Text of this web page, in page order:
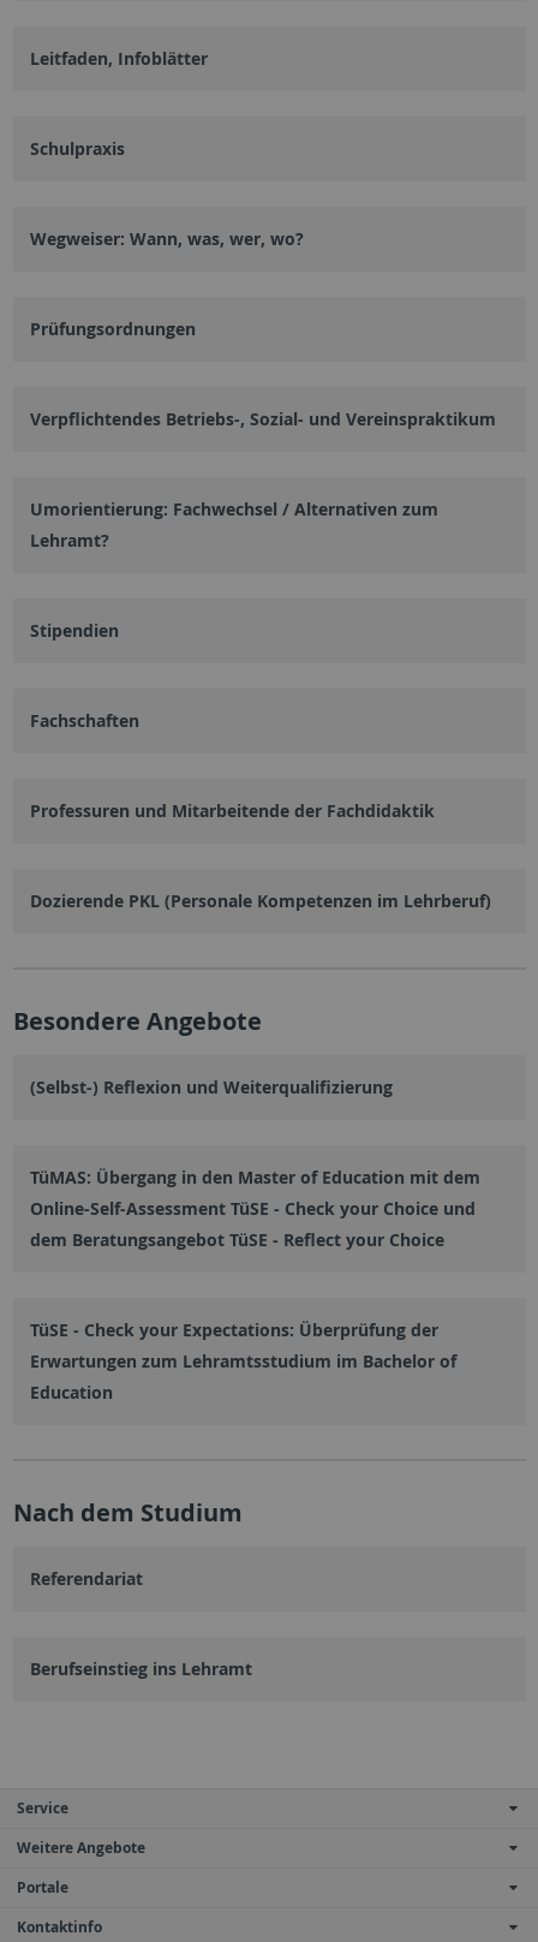
Leitfaden, Infoblätter
Schulpraxis
Wegweiser: Wann, was, wer, wo?
Prüfungsordnungen
Verpflichtendes Betriebs-, Sozial- und Vereinspraktikum
Umorientierung: Fachwechsel / Alternativen zum
Lehramt?
Stipendien
Fachschaften
Professuren und Mitarbeitende der Fachdidaktik
Dozierende PKL (Personale Kompetenzen im Lehrberuf)
Besondere Angebote
(Selbst-) Reflexion und Weiterqualifizierung
TüMAS: Übergang in den Master of Education mit dem
Online-Self-Assessment TüSE - Check your Choice und
dem Beratungsangebot TüSE - Reflect your Choice
TüSE - Check your Expectations: Überprüfung der
Erwartungen zum Lehramtsstudium im Bachelor of
Education
Nach dem Studium
Referendariat
Berufseinstieg ins Lehramt
Service
Weitere Angebote
Portale
Kontaktinfo